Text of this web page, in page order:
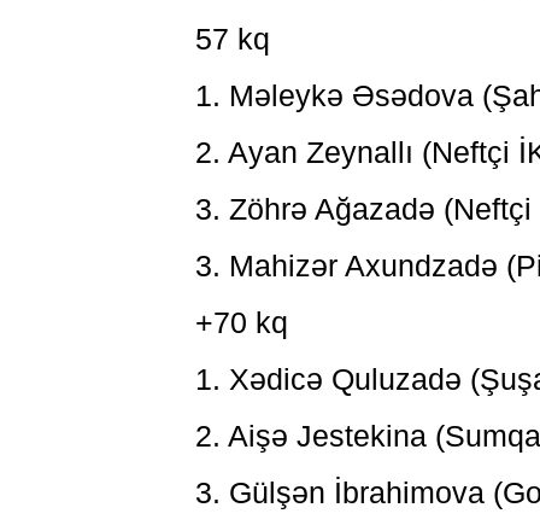
57 kq
1. Məleykə Əsədova
2. Ayan Zeynallı (Neftçi
3. Zöhrə Ağazadə (Neftçi
3. Mahizər Axundzadə
+70 kq
1. Xədicə Quluzadə
2. Aişə Jestekina
3. Gülşən İbrahimova